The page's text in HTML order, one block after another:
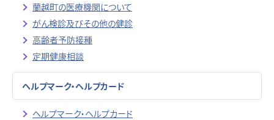
蘭越町の医療機関について
がん検診及びその他の健診
高齢者予防接種
定期健康相談
ヘルプマーク・ヘルプカード
ヘルプマーク・ヘルプカード